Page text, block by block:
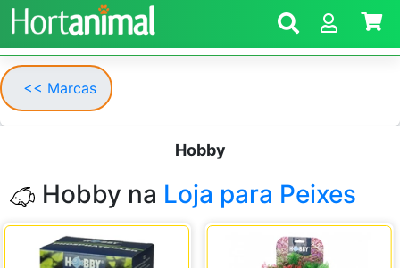
<< Marcas
Hobby
Hobby na Loja para Peixes